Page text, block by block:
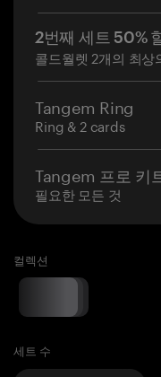
2번째 세트 50%
콜드월렛 2개의 최상
Tangem Ring
Ring & 2 cards
Tangem 프로 키
필요한 모든 것
컬렉션
세트 수